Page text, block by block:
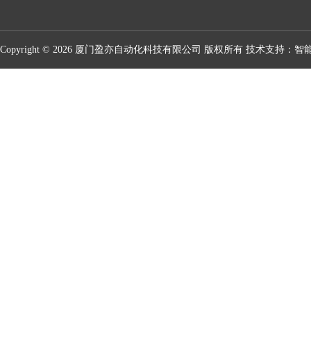
Copyright © 2026 厦门盈亦自动化科技有限公司 版权所有 技术支持： 智